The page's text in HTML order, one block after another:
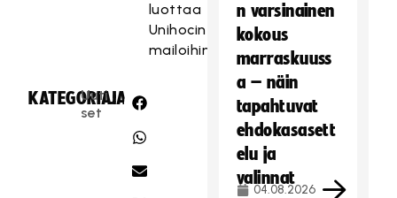
luottaa
Unihocin
mailoihin.
KATEGORIA:
Uuti
set
JAA:
n varsinainen
kokous
marraskuuss
a – näin
tapahtuvat
ehdokasasett
elu ja
valinnat
04.08.2026